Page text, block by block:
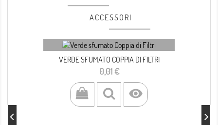
ACCESSORI
VERDE SFUMATO COPPIA DI FILTRI
Prezzo
0,01 €
